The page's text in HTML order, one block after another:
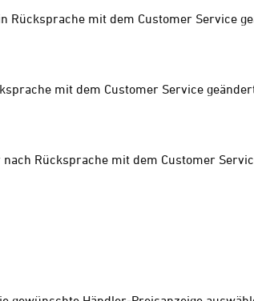
mit dem Customer Service
mit dem Customer Service
Rücksprache mit dem Customer